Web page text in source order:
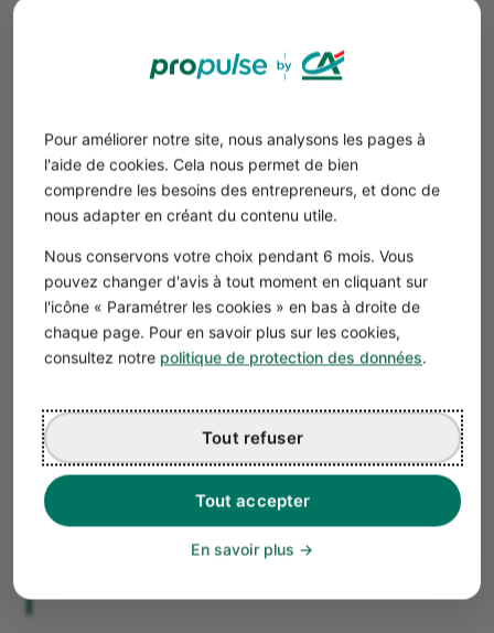
Pour améliorer notre site, nous analysons les pages à
l'aide de cookies. Cela nous permet de bien
comprendre les besoins des entrepreneurs, et donc de
nous adapter en créant du contenu utile.
Nous conservons votre choix pendant 6 mois. Vous
pouvez changer d'avis à tout moment en cliquant sur
l'icône « Paramétrer les cookies » en bas à droite de
chaque page. Pour en savoir plus sur les cookies,
consultez notre politique de protection des données.
Tout accepter
Tout refuser
En savoir plus
simplifié
Certains documents qui appuient vos données chiffrées
et affirmations, peuvent être mis en annexe du business
plan simplifié (pour garder une lecture simple et fluide) :
Études statistiques, étude de marché qualitative ou
quantitative.
Projets de statuts, pacte d'associés.
Les tableaux financiers prévisionnels complets, sur 3
Il est important de prouver lesprojections du
, par des éléments factuels. Même
si vous rendez une version simplifiée de votre
business plan, pensez toujours à garder ses